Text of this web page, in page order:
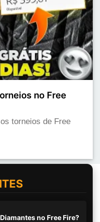
no Free
torneios de Free
no Free Fire?